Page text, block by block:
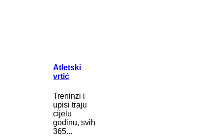
Atletski
vrtić
Treninzi i
upisi traju
cijelu
godinu, svih
365...